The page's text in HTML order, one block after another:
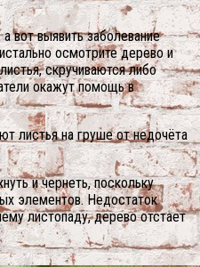
вот выявить заболевание
осмотрите дерево и
скручиваются либо
окажут помощь в
листья на груше от недочёта
и чернеть, поскольку
элементов.Недостаток
листопаду, дерево отстает